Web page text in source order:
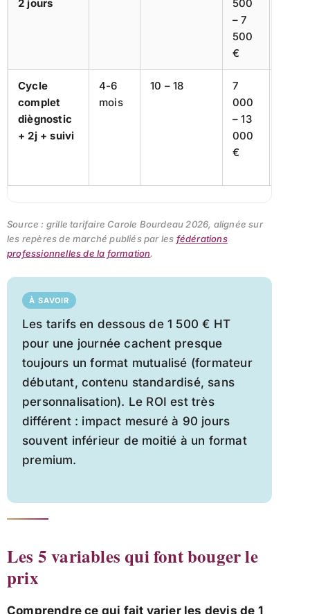
2 jours
500
– 7
500
€
Cycle
complet
diègnostic
+ 2j + suivi
4-6
mois
10 – 18
7
000
– 13
000
€
Source : grille tarifaire Carole Bourdeau 2026, alignée sur
les repères de marché publiés par les fédérations
professionnelles de la formation.
À SAVOIR
Les tarifs en dessous de 1 500 € HT
pour une journée cachent presque
toujours un format mutualisé (formateur
débutant, contenu standardisé, sans
personnalisation). Le ROI est très
différent : impact mesuré à 90 jours
souvent inférieur de moitié à un format
premium.
Les 5 variables qui font bouger le
prix
Comprendre ce qui fait varier les devis de 1